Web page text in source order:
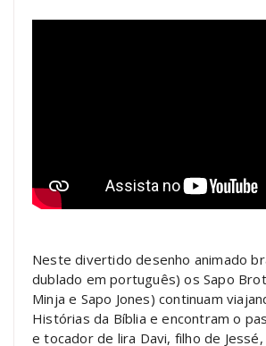
Neste divertido desenho animado
dublado em português) os Sapo
Minja e Sapo Jones) continuam
Histórias da Bíblia e encontram o
e tocador de lira Davi, filho de